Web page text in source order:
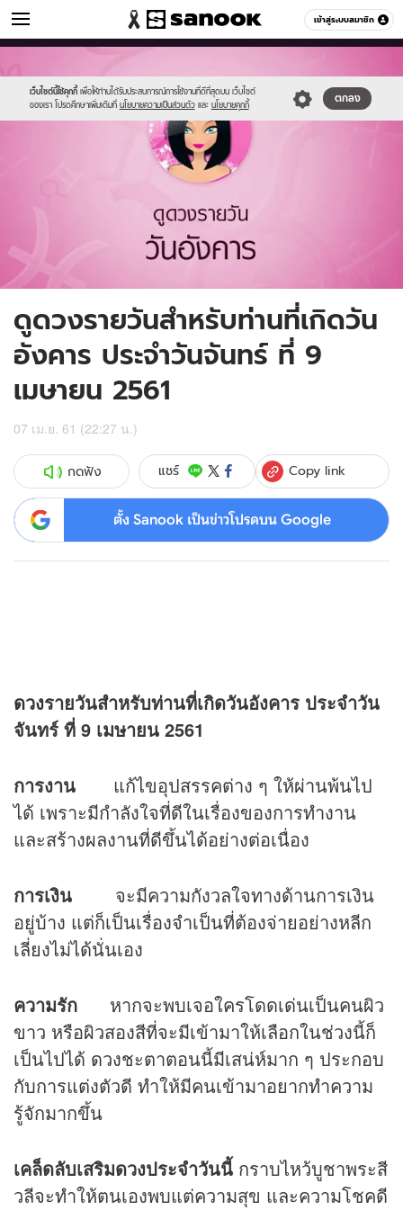
เข้าสู่ระบบสมาชิก
ดูดวง หมวดอื่นๆ
เว็บไซต์นี้ใช้คุกกี้ เพื่อให้ท่านได้รับประสบการณ์การใช้งานที่ดีที่สุดบน เว็บไซต์
ของเรา โปรดศึกษาเพิ่มเติมที่ นโยบายความเป็นส่วนตัว และ นโยบายคุกกี้
ตกลง
new-
sanook.png
ดูดวงรายวันสำหรับท่านที่เกิดวัน
อังคาร ประจำวันจันทร์ ที่ 9
เมษายน 2561
07 เม.ย. 61 (22:27 น.)
กดฟัง แชร์ Copy link
ตั้ง Sanook เป็นข่าวโปรดบน Google
ดวงรายวันสำหรับท่านที่เกิดวันอังคาร ประจำวัน
จันทร์ ที่ 9 เมษายน 2561
การงาน แก้ไขอุปสรรคต่าง ๆ ให้ผ่านพ้นไป
ได้ เพราะมีกำลังใจที่ดีในเรื่องของการทำงาน
และสร้างผลงานที่ดีขึ้นได้อย่างต่อเนื่อง
การเงิน จะมีความกังวลใจทางด้านการเงิน
อยู่บ้าง แต่ก็เป็นเรื่องจำเป็นที่ต้องจ่ายอย่างหลีก
เลี่ยงไม่ได้นั่นเอง
ความรัก หากจะพบเจอใครโดดเด่นเป็นคนผิว
ขาว หรือผิวสองสีที่จะมีเข้ามาให้เลือกในช่วงนี้ก็
เป็นไปได้ ดวงชะตาตอนนี้มีเสน่ห์มาก ๆ ประกอบ
กับการแต่งตัวดี ทำให้มีคนเข้ามาอยากทำความ
รู้จักมากขึ้น
เคล็ดลับเสริมดวงประจำวันนี้ กราบไหว้บูชาพระสี
วลีจะทำให้ตนเองพบแต่ความสุข และความโชคดี